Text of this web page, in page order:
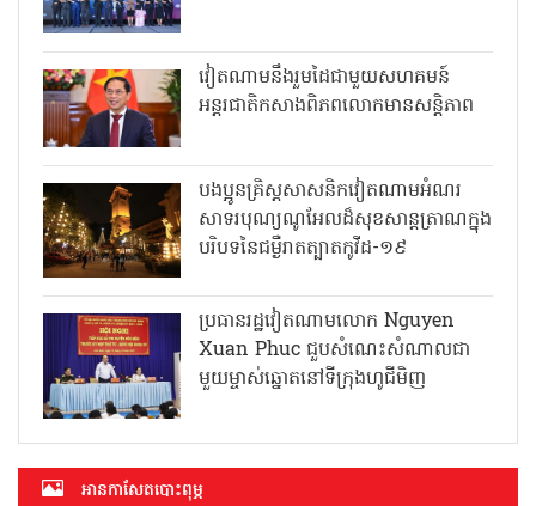
វៀតណាមនឹងរួមដៃជាមួយសហគមន៍
អន្តរជាតិកសាងពិភពលោកមានសន្តិភាព
បងប្អូនគ្រិស្តសាសនិកវៀតណាមអំណរ
សាទរបុណ្យណូអែលដ៏សុខសាន្តត្រាណក្នុង
បរិបទនៃជម្ងឺរាតត្បាតកូវីដ-១៩
ប្រធានរដ្ឋវៀតណាមលោក Nguyen
Xuan Phuc ជួបសំណេះសំណាលជា
មួយម្ចាស់ឆ្នោតនៅទីក្រុងហូជីមិញ
អាន​កាសែត​បោះពុម្ភ